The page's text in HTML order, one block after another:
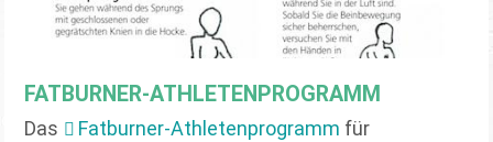
FATBURNER-ATHLETENPROGRAMM
Das Fatburner-Athletenprogramm für